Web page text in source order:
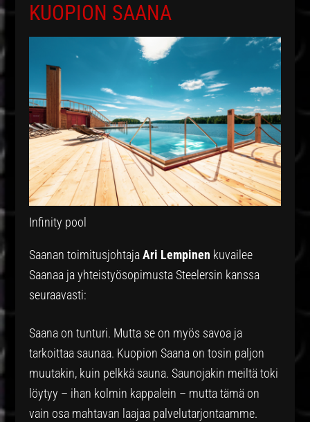
KUOPION SAANA
Infinity pool
Saanan toimitusjohtajaAri Lempinen kuvailee
Saanaa ja yhteistyösopimusta Steelersin kanssa
seuraavasti:
Saana on tunturi. Mutta se on myös savoa ja
tarkoittaa saunaa. Kuopion Saana on tosin paljon
muutakin, kuin pelkkä sauna. Saunojakin meiltä toki
löytyy – ihan kolmin kappalein – mutta tämä on
vain osa mahtavan laajaa palvelutarjontaamme.